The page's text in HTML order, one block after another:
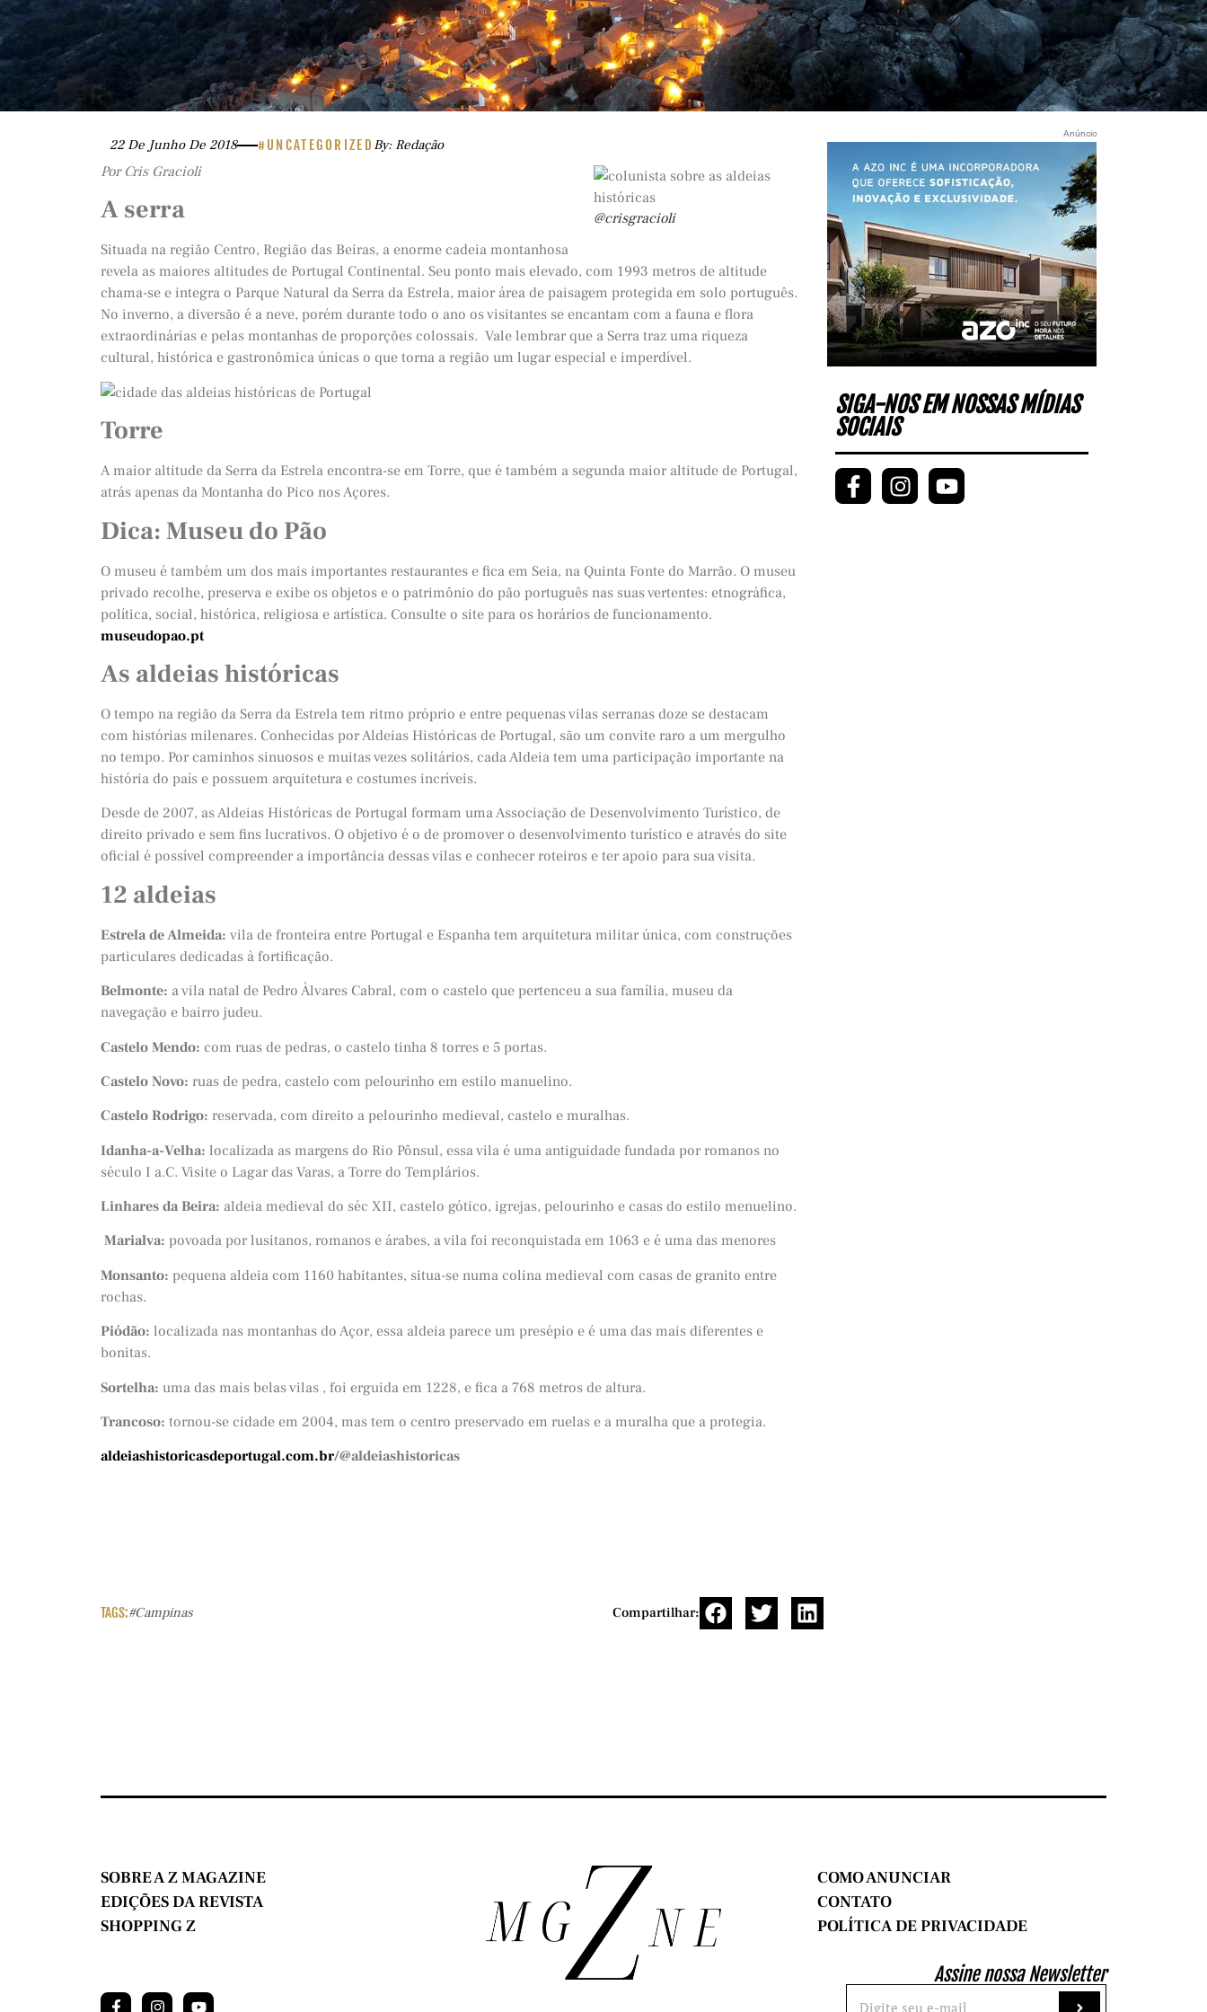
22 De Junho De 2018 #UNCATEGORIZED By: Redação
@crisgracioli
Por Cris Gracioli
A serra
Situada na região Centro, Região das Beiras, a enorme cadeia montanhosa
revela as maiores altitudes de Portugal Continental. Seu ponto mais elevado, com 1993 metros de altitude
chama-se e integra o Parque Natural da Serra da Estrela, maior área de paisagem protegida em solo português.
No inverno, a diversão é a neve, porém durante todo o ano os visitantes se encantam com a fauna e flora
extraordinárias e pelas montanhas de proporções colossais. Vale lembrar que a Serra traz uma riqueza
cultural, histórica e gastronômica únicas o que torna a região um lugar especial e imperdível.
Torre
A maior altitude da Serra da Estrela encontra-se em Torre, que é também a segunda maior altitude de Portugal,
atrás apenas da Montanha do Pico nos Açores.
Dica:Museu do Pão
O museu é também um dos mais importantes restaurantes e fica em Seia, na Quinta Fonte do Marrão. O museu
privado recolhe, preserva e exibe os objetos e o patrimônio do pão português nas suas vertentes: etnográfica,
política, social, histórica, religiosa e artística. Consulte o site para os horários de funcionamento.
museudopao.pt
As aldeias históricas
O tempo na região da Serra da Estrela tem ritmo próprio e entre pequenas vilas serranas doze se destacam
com histórias milenares. Conhecidas por Aldeias Históricas de Portugal, são um convite raro a um mergulho
no tempo. Por caminhos sinuosos e muitas vezes solitários, cada Aldeia tem uma participação importante na
história do país e possuem arquitetura e costumes incríveis.
Desde de 2007, as Aldeias Históricas de Portugal formam uma Associação de Desenvolvimento Turístico, de
direito privado e sem fins lucrativos. O objetivo é o de promover o desenvolvimento turístico e através do site
oficial é possível compreender a importância dessas vilas e conhecer roteiros e ter apoio para sua visita.
12 aldeias
Estrela de Almeida: vila de fronteira entre Portugal e Espanha tem arquitetura militar única, com construções
particulares dedicadas à fortificação.
Belmonte: a vila natal de Pedro Àlvares Cabral, com o castelo que pertenceu a sua família, museu da
navegação e bairro judeu.
Castelo Mendo: com ruas de pedras, o castelo tinha 8 torres e 5 portas.
Castelo Novo: ruas de pedra, castelo com pelourinho em estilo manuelino.
Castelo Rodrigo: reservada, com direito a pelourinho medieval, castelo e muralhas.
Idanha-a-Velha: localizada as margens do Rio Pônsul, essa vila é uma antiguidade fundada por romanos no
século I a.C. Visite o Lagar das Varas, a Torre do Templários.
Linhares da Beira: aldeia medieval do séc XII, castelo gótico, igrejas, pelourinho e casas do estilo menuelino.
Marialva: povoada por lusitanos, romanos e árabes, a vila foi reconquistada em 1063 e é uma das menores
Monsanto: pequena aldeia com 1160 habitantes, situa-se numa colina medieval com casas de granito entre
rochas.
Piódão: localizada nas montanhas do Açor, essa aldeia parece um presépio e é uma das mais diferentes e
bonitas.
Sortelha: uma das mais belas vilas , foi erguida em 1228, e fica a 768 metros de altura.
Trancoso: tornou-se cidade em 2004, mas tem o centro preservado em ruelas e a muralha que a protegia.
aldeiashistoricasdeportugal.com.br/@aldeiashistoricas
Anúncio
SIGA-NOS EM NOSSAS MÍDIAS
SOCIAIS
TAGS:#campinas Compartilhar:
SOBRE A Z MAGAZINE
EDIÇÕES DA REVISTA
SHOPPING Z
COMO ANUNCIAR
CONTATO
POLÍTICA DE PRIVACIDADE
Assine nossa Newsletter